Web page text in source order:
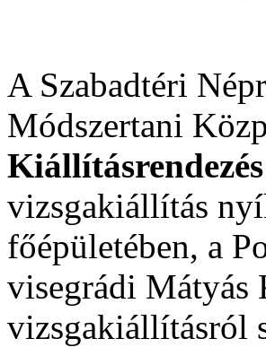
A Szabadtéri
Módszertani
vizsgakiállítás
főépületében, a
visegrádi Mátyás
vizsgakiállításról